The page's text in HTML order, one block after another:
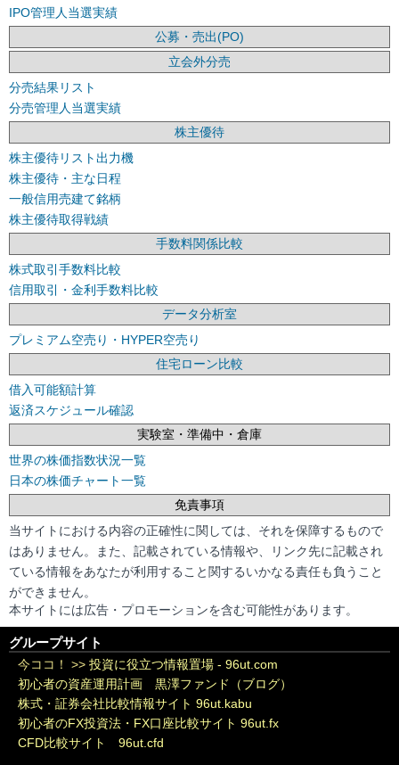
IPO管理人当選実績
公募・売出(PO)
立会外分売
分売結果リスト
分売管理人当選実績
株主優待
株主優待リスト出力機
株主優待・主な日程
一般信用売建て銘柄
株主優待取得戦績
手数料関係比較
株式取引手数料比較
信用取引・金利手数料比較
データ分析室
プレミアム空売り・HYPER空売り
住宅ローン比較
借入可能額計算
返済スケジュール確認
実験室・準備中・倉庫
世界の株価指数状況一覧
日本の株価チャート一覧
免責事項
当サイトにおける内容の正確性に関しては、それを保障するもので
はありません。また、記載されている情報や、リンク先に記載され
ている情報をあなたが利用すること関するいかなる責任も負うこと
ができません。
本サイトには広告・プロモーションを含む可能性があります。
グループサイト
今ココ！ >> 投資に役立つ情報置場 - 96ut.com
初心者の資産運用計画 黒澤ファンド（ブログ）
株式・証券会社比較情報サイト 96ut.kabu
初心者のFX投資法・FX口座比較サイト 96ut.fx
CFD比較サイト 96ut.cfd